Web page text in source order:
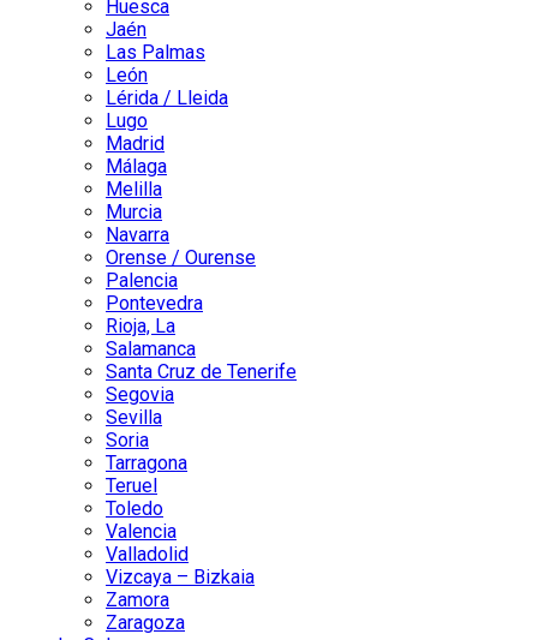
Huesca
Jaén
Las Palmas
León
Lérida / Lleida
Lugo
Madrid
Málaga
Melilla
Murcia
Navarra
Orense / Ourense
Palencia
Pontevedra
Rioja, La
Salamanca
Santa Cruz de Tenerife
Segovia
Sevilla
Soria
Tarragona
Teruel
Toledo
Valencia
Valladolid
Vizcaya – Bizkaia
Zamora
Zaragoza